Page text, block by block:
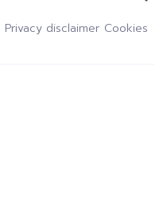
Privacy disclaimer Cookies